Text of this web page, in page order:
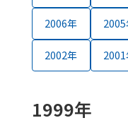
2006 2005
2002 2001
1999年